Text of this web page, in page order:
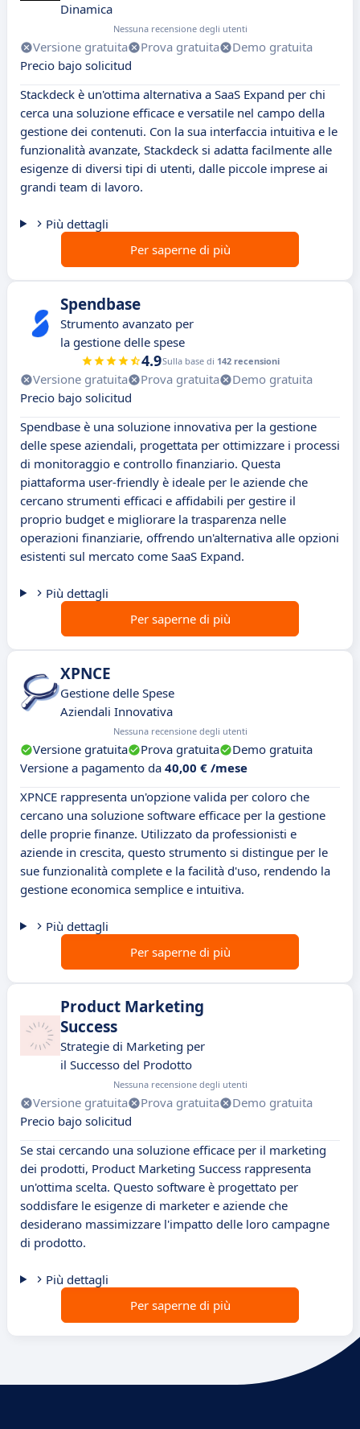
Dinamica
Nessuna recensione degli utenti
Versione gratuita Prova gratuita
Demo gratuita
Precio bajo solicitud
Stackdeck è un'ottima alternativa a SaaS Expand per chi
cerca una soluzione efficace e versatile nel campo della
gestione dei contenuti. Con la sua interfaccia intuitiva e le
funzionalità avanzate, Stackdeck si adatta facilmente alle
esigenze di diversi tipi di utenti, dalle piccole imprese ai
grandi team di lavoro.
Più dettagli
Per saperne di più
Spendbase
Strumento avanzato per
la gestione delle spese
4.9Sulla base di 142 recensioni
Versione gratuita Prova gratuita
Demo gratuita
Precio bajo solicitud
Spendbase è una soluzione innovativa per la gestione
delle spese aziendali, progettata per ottimizzare i processi
di monitoraggio e controllo finanziario. Questa
piattaforma user-friendly è ideale per le aziende che
cercano strumenti efficaci e affidabili per gestire il
proprio budget e migliorare la trasparenza nelle
operazioni finanziarie, offrendo un'alternativa alle opzioni
esistenti sul mercato come SaaS Expand.
Più dettagli
Per saperne di più
XPNCE
Gestione delle Spese
Aziendali Innovativa
Nessuna recensione degli utenti
Versione gratuita Prova gratuita
Demo gratuita
Versione a pagamento da 40,00 € /mese
XPNCE rappresenta un'opzione valida per coloro che
cercano una soluzione software efficace per la gestione
delle proprie finanze. Utilizzato da professionisti e
aziende in crescita, questo strumento si distingue per le
sue funzionalità complete e la facilità d'uso, rendendo la
gestione economica semplice e intuitiva.
Più dettagli
Per saperne di più
Product Marketing
Success
Strategie di Marketing per
il Successo del Prodotto
Nessuna recensione degli utenti
Versione gratuita Prova gratuita
Demo gratuita
Precio bajo solicitud
Se stai cercando una soluzione efficace per il marketing
dei prodotti, Product Marketing Success rappresenta
un'ottima scelta. Questo software è progettato per
soddisfare le esigenze di marketer e aziende che
desiderano massimizzare l'impatto delle loro campagne
di prodotto.
Più dettagli
Per saperne di più